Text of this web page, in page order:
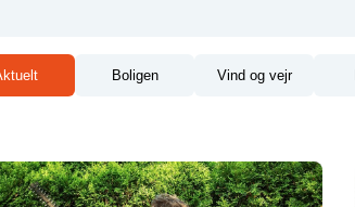
Boligen Vind og vejr